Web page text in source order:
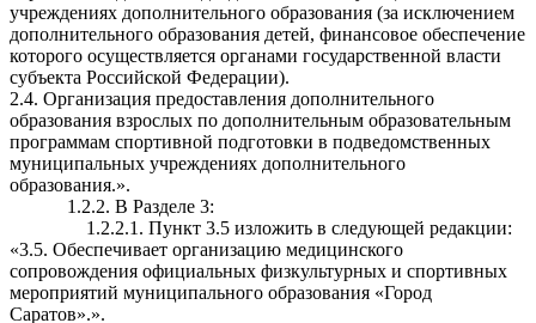
учреждениях дополнительного образования (за исключением
дополнительного образования детей, финансовое обеспечение
которого осуществляется органами государственной власти
субъекта Российской Федерации).
2.4. Организация предоставления дополнительного
образования взрослых по дополнительным образовательным
программам спортивной подготовки в подведомственных
муниципальных учреждениях дополнительного
образования.».
1.2.2. В Разделе 3:
1.2.2.1. Пункт 3.5 изложить в следующей редакции:
«3.5. Обеспечивает организацию медицинского
сопровождения официальных физкультурных и спортивных
мероприятий муниципального образования «Город
Саратов».».